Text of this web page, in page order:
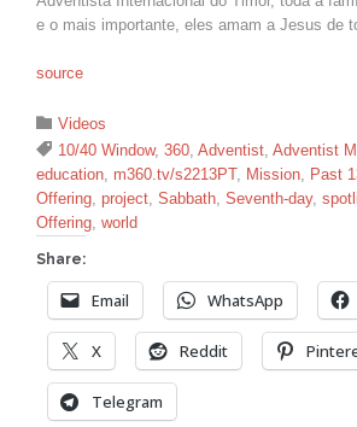
e o mais importante, eles amam a Jesus de
source
 Category
Videos
 Tags
10/40 Window, 360, Adventist, Adventist
education, m360.tv/s2213PT, Mission, Past
Offering, project, Sabbath, Seventh-day,
Offering, world
Share:
Email WhatsApp
X Reddit
Telegram